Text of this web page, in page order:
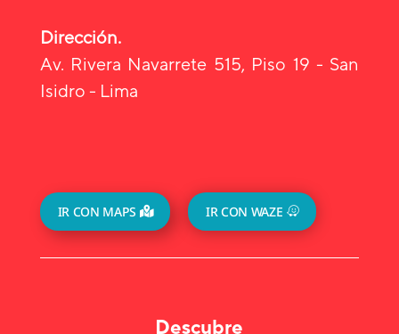
Dirección.
Av. Rivera Navarrete 515, Piso 19 - San
Isidro - Lima
IR CON MAPS IR CON WAZE
Descubre